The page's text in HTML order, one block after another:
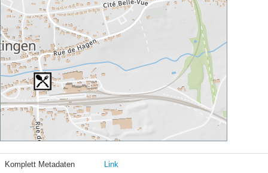
Komplett Metadaten Link